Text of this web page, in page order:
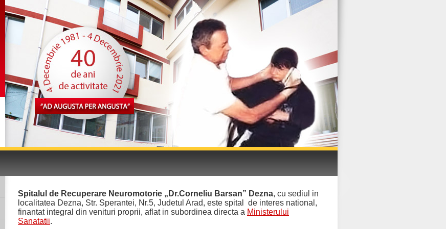
Spitalul de Recuperare Neuromotorie „Dr.Corneliu Barsan” Dezna, cu sediul in
localitatea Dezna, Str. Sperantei, Nr.5, Judetul Arad, este spital de interes national,
finantat integral din venituri proprii, aflat in subordinea directa a Ministerului
Sanatatii.